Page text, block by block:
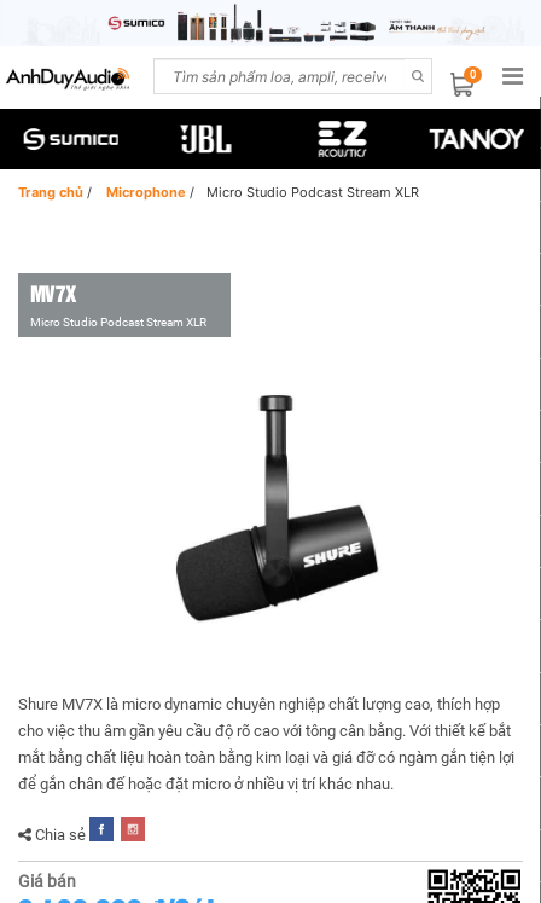
0
Trang chủ / Microphone / Micro Studio Podcast Stream XLR
MV7X
Micro Studio Podcast Stream XLR
Shure MV7X là micro dynamic chuyên nghiệp chất lượng cao, thích hợp
cho việc thu âm gần yêu cầu độ rõ cao với tông cân bằng. Với thiết kế bắt
mắt bằng chất liệu hoàn toàn bằng kim loại và giá đỡ có ngàm gắn tiện lợi
để gắn chân đế hoặc đặt micro ở nhiều vị trí khác nhau.
Chia sẻ
Giá bán